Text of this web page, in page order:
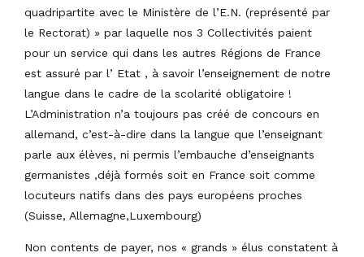
quadripartite avec le Ministère de l’E.N. (représenté par
le Rectorat) » par laquelle nos 3 Collectivités paient
pour un service qui dans les autres Régions de France
est assuré par l’ Etat , à savoir l’enseignement de notre
langue dans le cadre de la scolarité obligatoire !
L’Administration n’a toujours pas créé de concours en
allemand, c’est-à-dire dans la langue que l’enseignant
parle aux élèves, ni permis l’embauche d’enseignants
germanistes ,déjà formés soit en France soit comme
locuteurs natifs dans des pays européens proches
(Suisse, Allemagne,Luxembourg)
Non contents de payer, nos « grands » élus constatent à